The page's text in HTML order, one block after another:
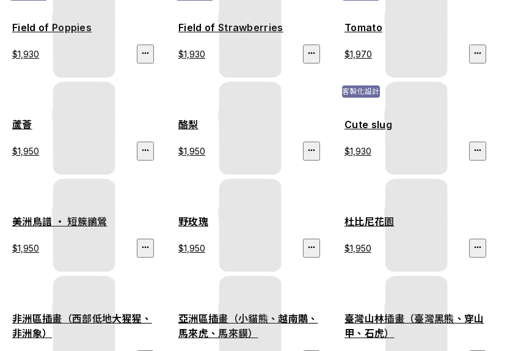
Field of Poppies
$1,930
Field of Strawberries
$1,930
Tomato
$1,970
蘆薈
$1,950
酪梨
$1,950
客製化設計
Cute slug
$1,930
美洲鳥譜 ‧ 短簇鶲鶯
$1,950
野玫瑰
$1,950
杜比尼花園
$1,950
非洲區插畫（西部低地大猩猩、
非洲象）
亞洲區插畫（小貓熊、越南鷴、
馬來虎、馬來貘）
臺灣山林插畫（臺灣黑熊、穿山
甲、石虎）